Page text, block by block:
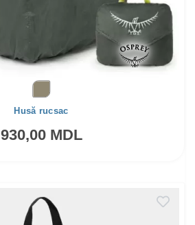
Husă rucsac
930,00 MDL